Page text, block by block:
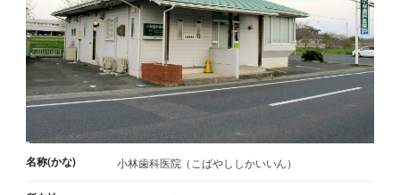
名称(かな) 小林歯科医院（こばやししかいいん）